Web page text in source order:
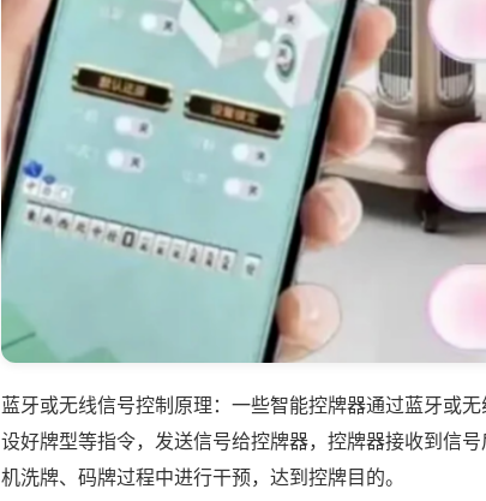
蓝牙或无线信号控制原理：一些智能控牌器通过蓝牙或
设好牌型等指令，发送信号给控牌器，控牌器接收到信
机洗牌、码牌过程中进行干预，达到控牌目的。